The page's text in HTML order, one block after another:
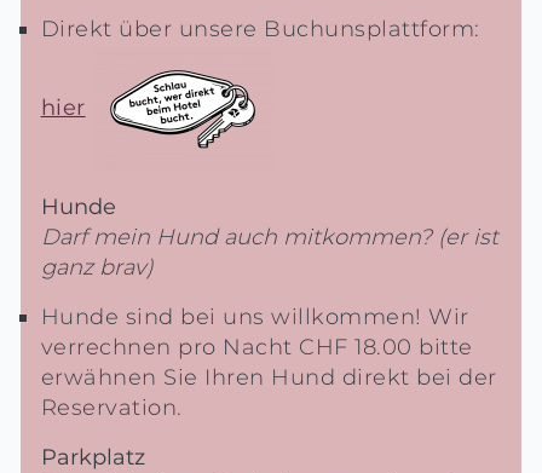
Direkt über unsere Buchunsplattform:
hier
Hunde
Darf mein Hund auch mitkommen? (er ist
ganz brav)
Hunde sind bei uns willkommen! Wir
verrechnen pro Nacht CHF 18.00 bitte
erwähnen Sie Ihren Hund direkt bei der
Reservation.
Parkplatz